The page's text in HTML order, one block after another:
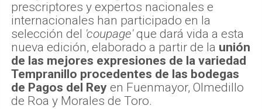
prescriptores y expertos nacionales e
internacionales han participado en la
selección del 'coupage'que dará vida a esta
nueva edición, elaborado a partir de la unión
de las mejores expresiones de la variedad
Tempranillo procedentes de las bodegas
de Pagos del Rey en Fuenmayor, Olmedillo
de Roa y Morales de Toro.